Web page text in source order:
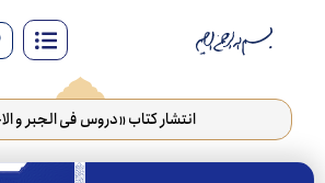
انتشار کتاب «دروس فی الجبر و الاختیار»